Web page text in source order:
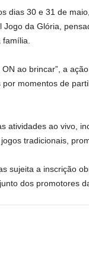
dias 30 e 31 de
da Glória,
ao brincar”, a
momentos de
atividades ao vivo,
tradicionais,
sujeita a inscrição
dos promotores